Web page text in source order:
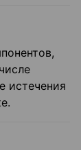
истечения